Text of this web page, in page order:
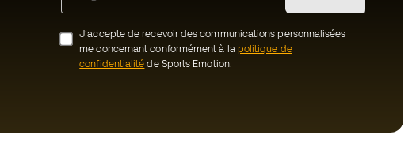
J’accepte de recevoir des communications personnalisées
me concernant conformément à la politique de
confidentialité de Sports Emotion.